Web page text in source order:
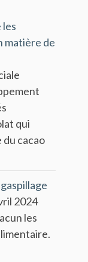
matière de
qui
du cacao
2024
les